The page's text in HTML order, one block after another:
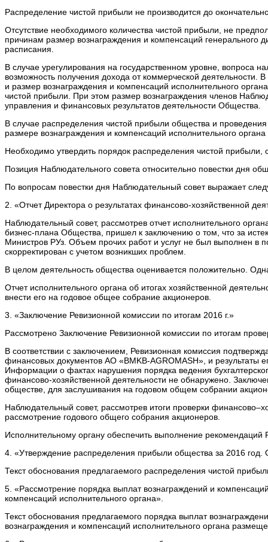
Распределение чистой прибыли не производится до
Отсутствие необходимого количества чистой прибыли, не
причинам размер вознаграждения и компенсаций генерального
расписания.
В случае урегулирования на государственном уровне, вопроса
возможность получения дохода от коммерческой деятельности.
и размер вознаграждения и компенсаций исполнительного
чистой прибыли. При этом размер вознаграждения членов
управления и финансовых результатов деятельности Общества.
В случае распределения чистой прибыли общества и
размере вознаграждения и компенсаций исполнительного
Необходимо утвердить порядок распределения чистой
Позиция Наблюдательного совета относительно повестки дня
По вопросам повестки дня Наблюдательный совет выражает
2. «Отчет Директора о результатах финансово-хозяйственной
Наблюдательный совет, рассмотрев отчет исполнительного
бизнес-плана Общества, пришел к заключению о том, что за
Министров РУз. Объем прочих работ и услуг не был выполнен в
скорректирован с учетом возникших проблем.
В целом деятельность общества оценивается положительно.
Отчет исполнительного органа об итогах хозяйственной
внести его на годовое общее собрание акционеров.
3. «Заключение Ревизионной комиссии по итогам 2016 г.»
Рассмотрено Заключение Ревизионной комиссии по итогам
В соответствии с заключением, Ревизионная комиссия
финансовых документов АО «BMKB-AGROMASH», и результаты
Информации о фактах нарушения порядка ведения
финансово-хозяйственной деятельности не обнаружено.
обществе, для заслушивания на годовом общем собрании
Наблюдательный совет, рассмотрев итоги проверки
рассмотрение годового общего собрания акционеров.
Исполнительному органу обеспечить выполнение рекомендаций
4. «Утверждение распределения прибыли общества за 2016
Текст обоснования предлагаемого распределения чистой
5. «Рассмотрение порядка выплат вознаграждений и
компенсаций исполнительного органа».
Текст обоснования предлагаемого порядка выплат
вознаграждения и компенсаций исполнительного органа